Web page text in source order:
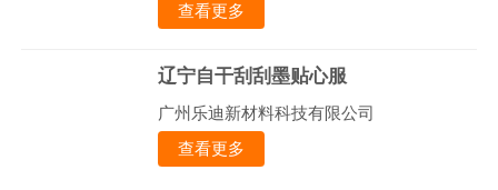
查看更多
辽宁自干刮刮墨贴心服
广州乐迪新材料科技有限公司
查看更多